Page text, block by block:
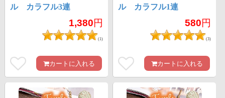
ル カラフル3連
1,380円
(1)
カートに入れる
ル カラフル1連
580円
(3)
カートに入れる